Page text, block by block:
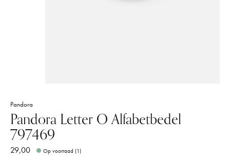
Pandora
Pandora Letter O Alfabetbedel
797469
29,00 Op voorraad (1)